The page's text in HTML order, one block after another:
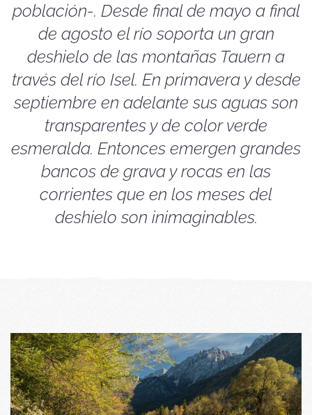
población-. Desde final de mayo a final
de agosto el río soporta un gran
deshielo de las montañas Tauern a
través del río Isel. En primavera y desde
septiembre en adelante sus aguas son
transparentes y de color verde
esmeralda. Entonces emergen grandes
bancos de grava y rocas en las
corrientes que en los meses del
deshielo son inimaginables.